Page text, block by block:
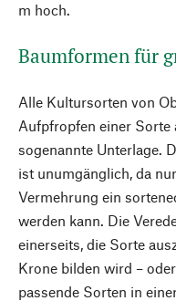
m hoch.
Baumformen für
Alle Kultursorten von
Aufpfropfen einer Sorte
sogenannte Unterlage.
ist unumgänglich, da
Vermehrung ein
werden kann. Die
einerseits, die Sorte
Krone bilden wird –
passende Sorten in